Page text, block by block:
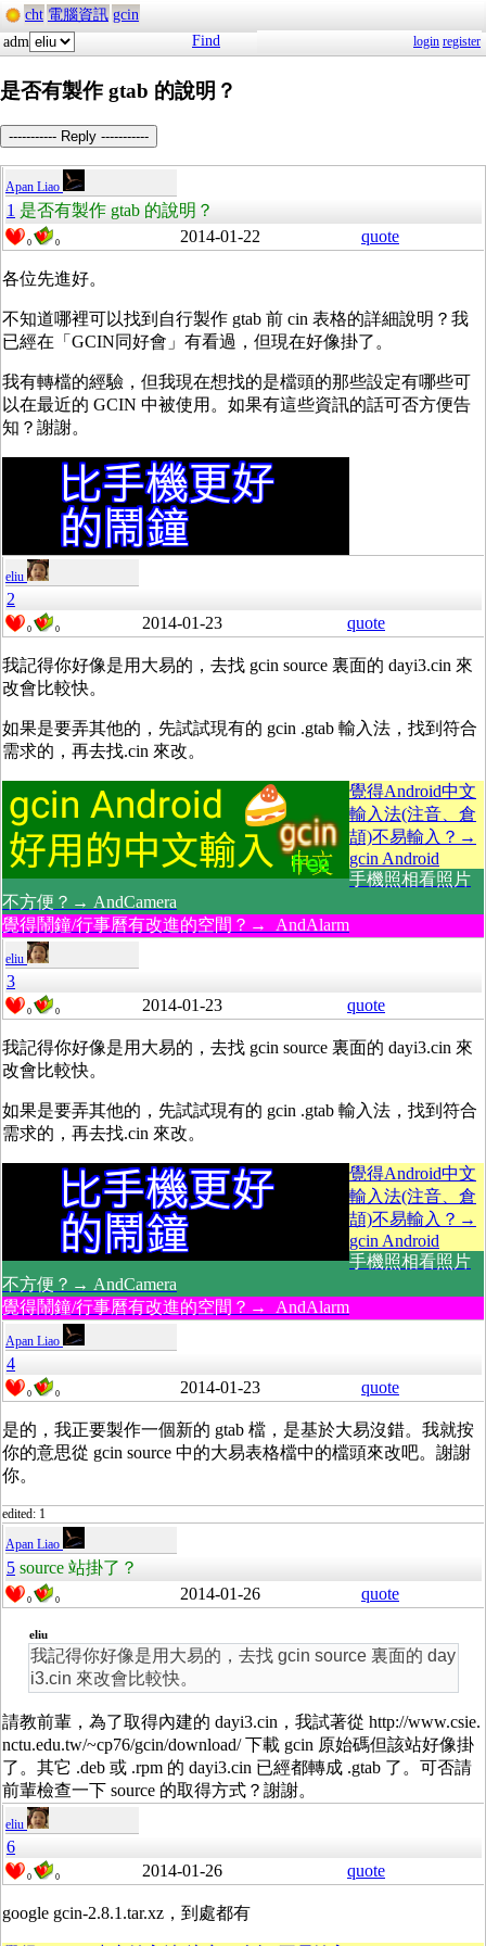
cht 電腦資訊 gcin
adm
Find login register
是否有製作 gtab 的說明？
----------- Reply -----------
Apan Liao
1 是否有製作 gtab 的說明？
0 0 2014-01-22 quote
各位先進好。
不知道哪裡可以找到自行製作 gtab 前 cin 表格的詳細說明？我
已經在「GCIN同好會」有看過，但現在好像掛了。
我有轉檔的經驗，但我現在想找的是檔頭的那些設定有哪些可
以在最近的 GCIN 中被使用。如果有這些資訊的話可否方便告
知？謝謝。
eliu
2
0 0 2014-01-23 quote
我記得你好像是用大易的，去找 gcin source 裏面的 dayi3.cin 來
改會比較快。
如果是要弄其他的，先試試現有的 gcin .gtab 輸入法，找到符合
需求的，再去找.cin 來改。
覺得Android中文
輸入法(注音、倉
頡)不易輸入？→
gcin Android
手機照相看照片
不方便？→ AndCamera
覺得鬧鐘/行事曆有改進的空間？→ AndAlarm
eliu
3
0 0 2014-01-23 quote
我記得你好像是用大易的，去找 gcin source 裏面的 dayi3.cin 來
改會比較快。
如果是要弄其他的，先試試現有的 gcin .gtab 輸入法，找到符合
需求的，再去找.cin 來改。
覺得Android中文
輸入法(注音、倉
頡)不易輸入？→
gcin Android
手機照相看照片
不方便？→ AndCamera
覺得鬧鐘/行事曆有改進的空間？→ AndAlarm
Apan Liao
4
0 0 2014-01-23 quote
是的，我正要製作一個新的 gtab 檔，是基於大易沒錯。我就按
你的意思從 gcin source 中的大易表格檔中的檔頭來改吧。謝謝
你。
edited: 1
Apan Liao
5 source 站掛了？
0 0 2014-01-26 quote
eliu
我記得你好像是用大易的，去找 gcin source 裏面的 day
i3.cin 來改會比較快。
請教前輩，為了取得內建的 dayi3.cin，我試著從 http://www.csie.
nctu.edu.tw/~cp76/gcin/download/ 下載 gcin 原始碼但該站好像掛
了。其它 .deb 或 .rpm 的 dayi3.cin 已經都轉成 .gtab 了。可否請
前輩檢查一下 source 的取得方式？謝謝。
eliu
6
0 0 2014-01-26 quote
google gcin-2.8.1.tar.xz，到處都有